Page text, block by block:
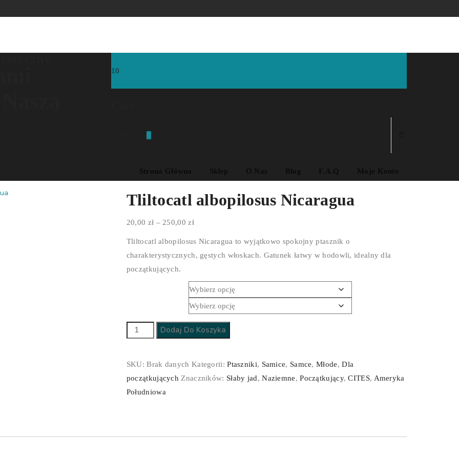
10
Wishlist0
Tliltocatl albopilosus Nicaragua
20,00 zł – 250,00złZakres
250,00 zł
Tliltocatl albopilosus Nicaragua to wyjątkowo spokojny ptasznik o
charakterystycznych, gęstych włoskach. Gatunek łatwy w hodowli, idealny dla
początkujących.
ilość
Nicaragua
Dodaj Do Koszyka
SKU:Brak danych Kategorii:Ptaszniki, Samice, Samce,Młode,Dla
początkujących Znaczników: Słaby jad,Naziemne,Początkujący,CITES, Ameryka
Południowa